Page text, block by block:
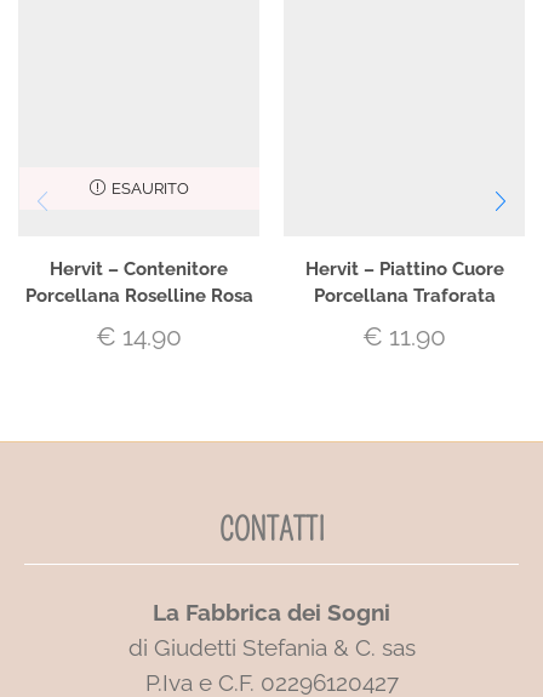
ESAURITO
Hervit – Contenitore
Porcellana Roselline Rosa
€ 14.90
Hervit – Piattino Cuore
Porcellana Traforata
€ 11.90
CONTATTI
La Fabbrica dei Sogni
di Giudetti Stefania & C. sas
P.Iva e C.F. 02296120427